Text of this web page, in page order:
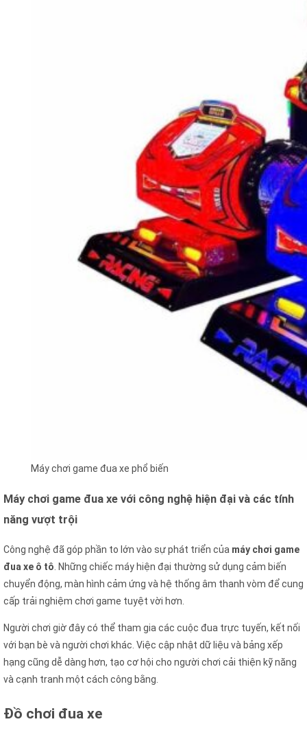
Máy chơi game đua xe phổ biến
Máy chơi game đua xe với công nghệ hiện đại và các tính
năng vượt trội
Công nghệ đã góp phần to lớn vào sự phát triển của máy chơi game
đua xe ô tô . Những chiếc máy hiện đại thường sử dụng cảm biến
chuyển động, màn hình cảm ứng và hệ thống âm thanh vòm để cung
cấp trải nghiệm chơi game tuyệt vời hơn.
Người chơi giờ đây có thể tham gia các cuộc đua trực tuyến, kết nối
với bạn bè và người chơi khác. Việc cập nhật dữ liệu và bảng xếp
hạng cũng dễ dàng hơn, tạo cơ hội cho người chơi cải thiện kỹ năng
và cạnh tranh một cách công bằng.
Đồ chơi đua xe